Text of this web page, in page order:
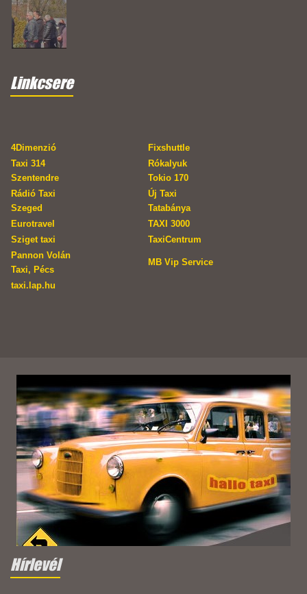
Linkcsere
4Dimenzió
Fixshuttle
Taxi 314
Szentendre
Rókalyuk
Tokio 170
Rádió Taxi
Szeged
Új Taxi
Tatabánya
Eurotravel
TAXI 3000
Sziget taxi
TaxiCentrum
Pannon Volán
Taxi, Pécs
MB Vip Service
taxi.lap.hu
Hírlevél